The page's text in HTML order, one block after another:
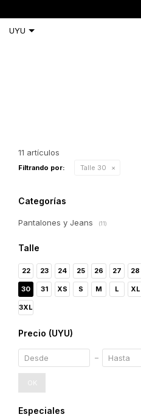
11 artículos
Filtrando por: Talle 30
Categorías
Pantalones y Jeans (11)
Talle
22 23 24 25 26 27 28
30 31 XS S M L XL
3XL
Precio (UYU)
OK
Especiales